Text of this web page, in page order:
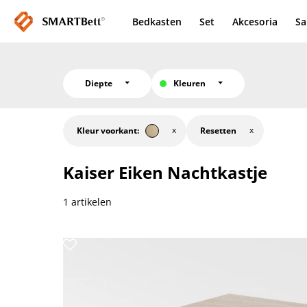
Bedkasten Set Akcesoria
Diepte Kleuren
Kleur voorkant: Resetten
Kaiser Eiken Nachtkastje
1 artikelen